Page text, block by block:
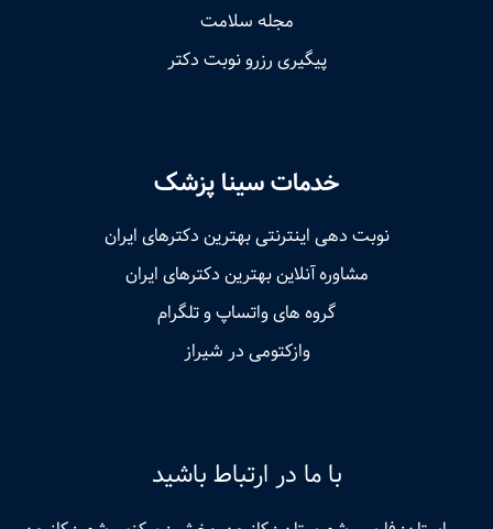
مجله سلامت
پیگیری رزرو نوبت دکتر
خدمات سینا پزشک
نوبت‌ دهی اینترنتی بهترین دکترهای ایران
مشاوره آنلاین بهترین دکترهای ایران
گروه های واتساپ و تلگرام
وازکتومی در شیراز
با ما در ارتباط باشید